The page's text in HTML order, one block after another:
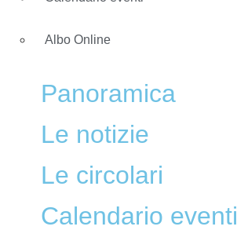
Albo Online
Panoramica
Le notizie
Le circolari
Calendario eventi